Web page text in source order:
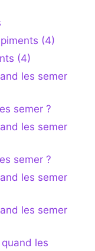
(4)
(4)
les semer
semer ?
les semer
semer ?
les semer
les semer
les